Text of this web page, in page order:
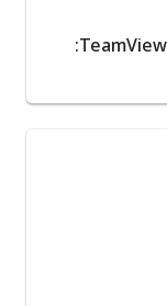
مراجعة تطبيق TeamViewer Remote Control: